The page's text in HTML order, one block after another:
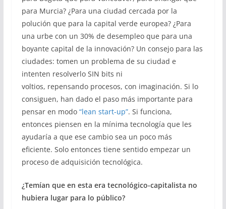
para Murcia? ¿Para una ciudad cercada por la
polución que para la capital verde europea? ¿Para
una urbe con un 30% de desempleo que para una
boyante capital de la innovación? Un consejo para las
ciudades: tomen un problema de su ciudad e
intenten resolverlo SIN bits ni
voltios, repensando procesos, con imaginación. Si lo
consiguen, han dado el paso más importante para
pensar en modo “lean start-up”. Si funciona,
entonces piensen en la mínima tecnología que les
ayudaría a que ese cambio sea un poco más
eficiente. Solo entonces tiene sentido empezar un
proceso de adquisición tecnológica.
¿Temían que en esta era tecnológico-capitalista no
hubiera lugar para lo público?